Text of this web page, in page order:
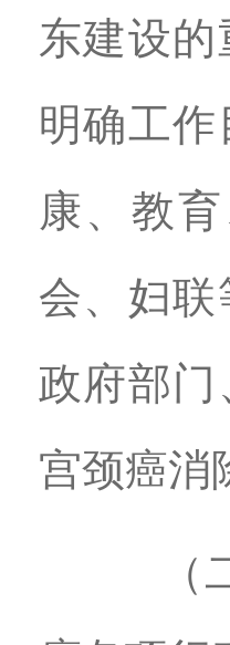
东建设
明确工
康、教
会、妇
政府部
宫颈癌消
（二